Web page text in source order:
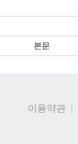
본문
이용약관